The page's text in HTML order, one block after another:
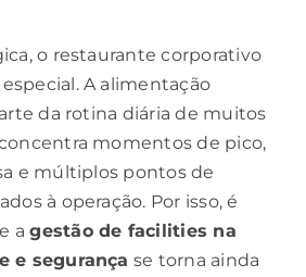
o restaurante corporativo
A alimentação
da rotina diária de muitos
momentos de pico,
e múltiplos pontos de
à operação. Por isso, é
agestão de facilities na
e segurança se torna ainda